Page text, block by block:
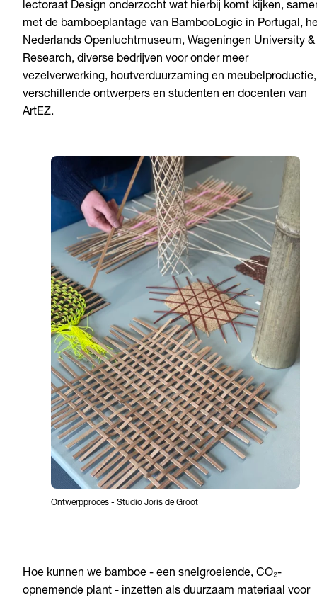
lectoraat Design onderzocht wat hierbij komt kijken,
met de bamboeplantage van BambooLogic in Portugal,
Nederlands Openluchtmuseum, Wageningen University &
Research, diverse bedrijven voor onder meer
vezelverwerking, houtverduurzaming en meubelproductie,
verschillende ontwerpers en studenten en docenten van
ArtEZ.
Ontwerpproces - Studio Joris de Groot
Hoe kunnen we bamboe - een snelgroeiende, CO₂-
opnemende plant - inzetten als duurzaam materiaal voor